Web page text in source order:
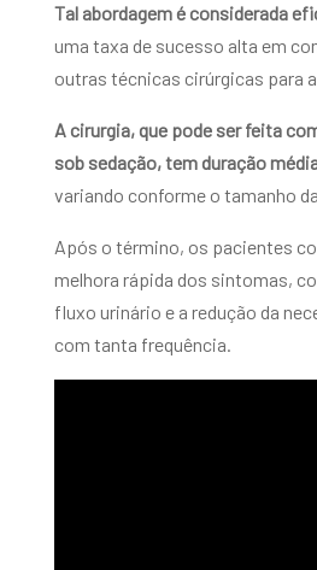
Tal abordagem é considerada
uma taxa de sucesso alta em
outras técnicas cirúrgicas para
A cirurgia, que pode ser feita
sob sedação, tem duração
variando conforme o tamanho
Após o término, os pacientes
melhora rápida dos sintomas,
fluxo urinário e a redução da
com tanta frequência.